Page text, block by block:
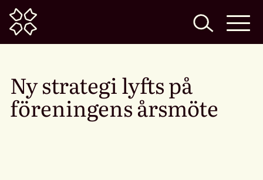
Home
Ny strategi lyfts på
föreningens årsmöte